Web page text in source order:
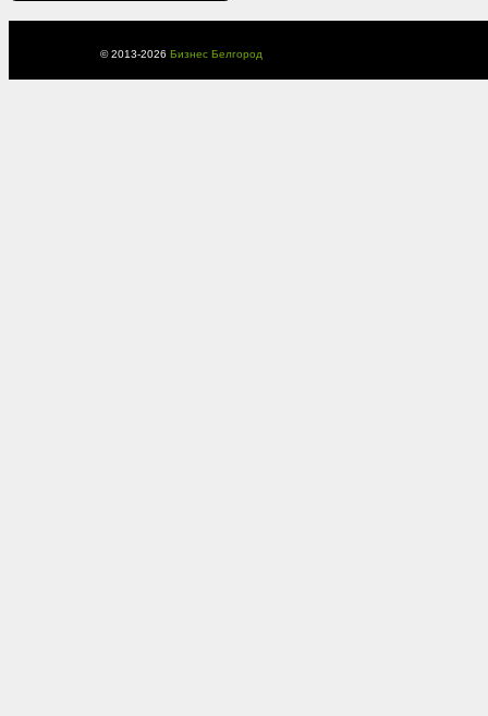
© 2013-2026 Бизнес Белгород